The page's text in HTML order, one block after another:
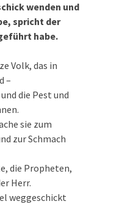
wenden und
spricht der
habe.
Volk, das in
–
die Pest und
sie zum
zur Schmach
die Propheten,
Herr.
weggeschickt